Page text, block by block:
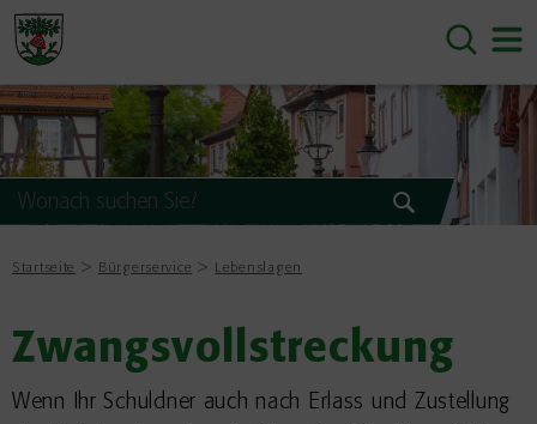
Startseite Bürgerservice Lebenslagen
Zwangsvollstreckung
Wenn Ihr Schuldner auch nach Erlass und Zustellung